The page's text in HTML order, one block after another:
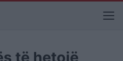
të hetojë